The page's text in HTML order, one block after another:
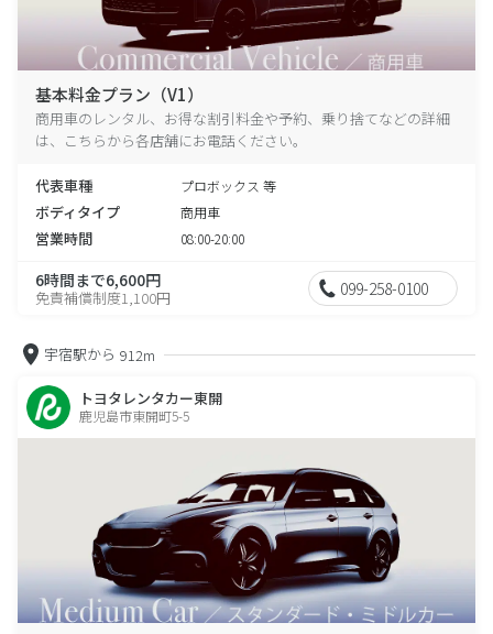
基本料金プラン（V1）
商用車のレンタル、お得な割引料金や予約、乗り捨てなどの詳細
は、こちらから各店舗にお電話ください。
代表車種 プロボックス 等
ボディタイプ 商用車
営業時間 08:00-20:00
6時間まで6,600円
免責補償制度1,100円 099-258-0100
宇宿駅から 912m
トヨタレンタカー東開
鹿児島市東開町5-5